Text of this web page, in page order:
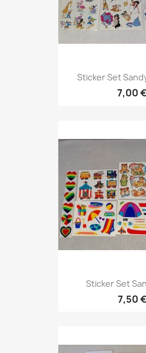
Sticker Set
7,00 €
Sticker Set
7,50 €